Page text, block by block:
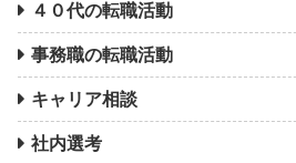
４０代の転職活動
事務職の転職活動
キャリア相談
社内選考